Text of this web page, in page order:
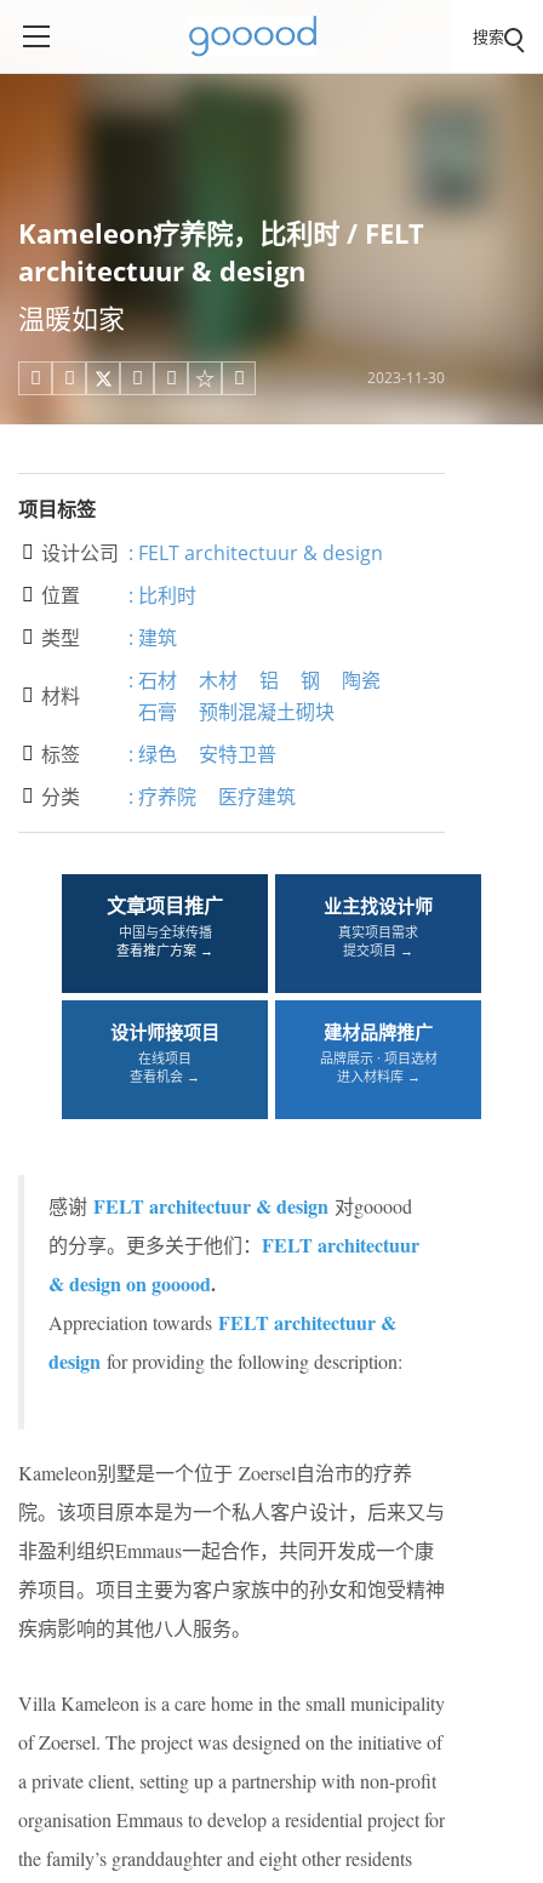
搜索
Kameleon疗养院，比利时 / FELT
architectuur & design
温暖如家
     2023-11-30
项目标签
 设计公司 : FELT architectuur & design
 位置 : 比利时
 类型 : 建筑
 材料
: 石材 木材 铝 钢
陶瓷
石膏
预制混凝土砌块
 标签 : 绿色 安特卫普
 分类 : 疗养院 医疗建筑
文章项目推广
中国与全球传播
查看推广方案 →
业主找设计师
真实项目需求
提交项目 →
设计师接项目
在线项目
查看机会 →
建材品牌推广
品牌展示 · 项目选材
进入材料库 →
感谢 FELT architectuur & design 对gooood
的分享。更多关于他们： FELT architectuur
& design on gooood.
Appreciation towards FELT architectuur &
design for providing the following description:
Kameleon别墅是一个位于 Zoersel自治市的疗养
院。该项目原本是为一个私人客户设计，后来又与
非盈利组织Emmaus一起合作，共同开发成一个康
养项目。项目主要为客户家族中的孙女和饱受精神
疾病影响的其他八人服务。
Villa Kameleon is a care home in the small municipality
of Zoersel. The project was designed on the initiative of
a private client, setting up a partnership with non-profit
organisation Emmaus to develop a residential project for
the family’s granddaughter and eight other residents